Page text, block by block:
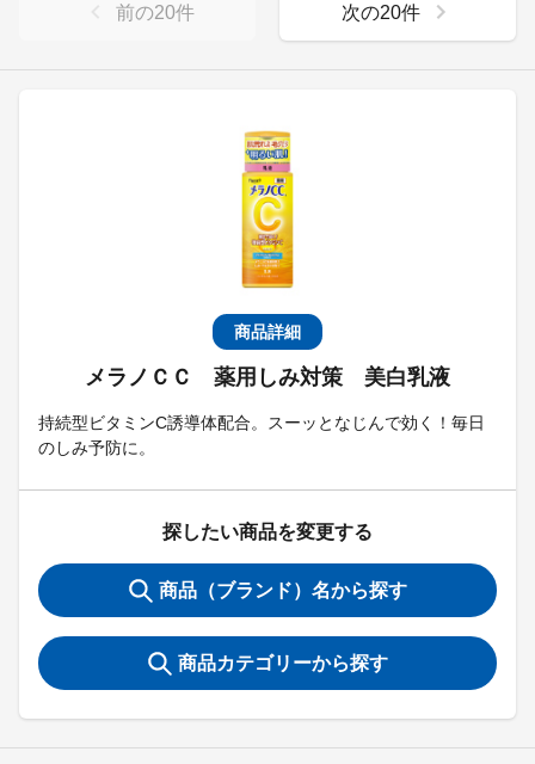
商品詳細
メラノＣＣ 薬用しみ対策 美白乳液
持続型ビタミンC誘導体配合。スーッとなじんで効く！毎日
のしみ予防に。
探したい商品を変更する
商品（ブランド）名から探す
商品カテゴリーから探す
前の20件 次の20件